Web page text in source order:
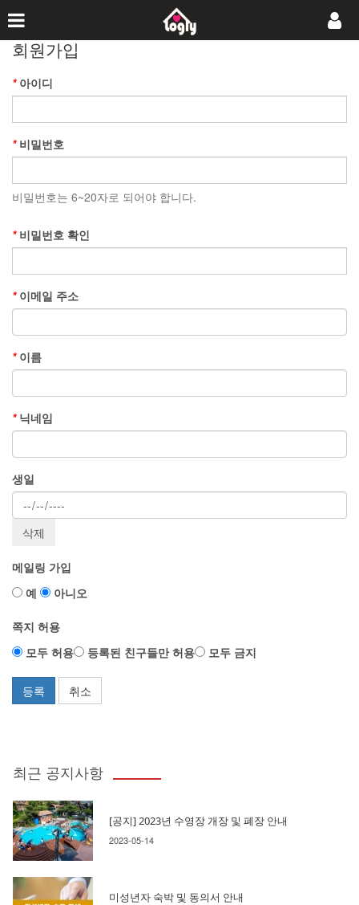
회원가입
*아이디
*비밀번호
비밀번호는 6~20자로 되어야 합니다.
*비밀번호 확인
*이메일 주소
*이름
*닉네임
생일
메일링 가입
예
아니오
쪽지 허용
모두 허용
등록된 친구들만 허용 모두 금지
등록 취소
최근 공지사항
[공지] 2023년 수영장 개장 및 폐장 안내
2023-05-14
미성년자 숙박 및 동의서 안내